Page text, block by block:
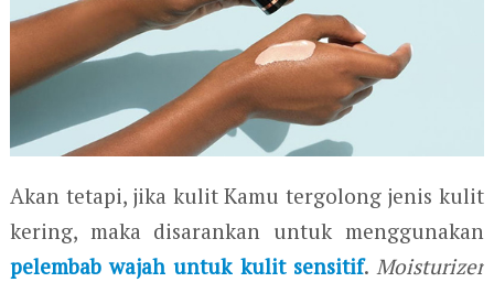
Akan tetapi, jika kulit Kamu tergolong jenis kulit
kering, maka disarankan untuk menggunakan
pelembab wajah untuk kulit sensitif. Moisturizer